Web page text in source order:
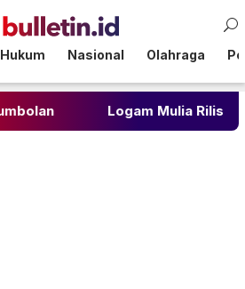
Hukum Nasional Olahraga
Logam Mulia Rilis Seri